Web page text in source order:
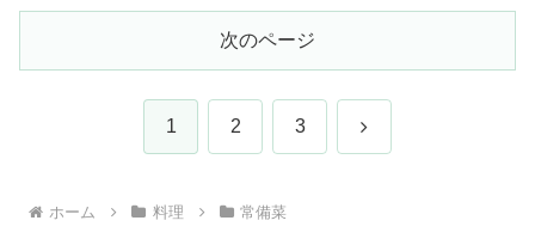
次のページ
1 2 3 次
ホーム 料理 常備菜